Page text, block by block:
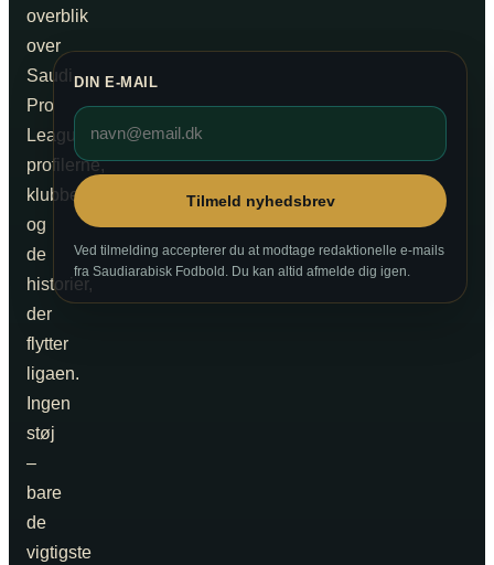
overblik
over
Saudi
Pro
League,
profilerne,
klubberne
og
de
historier,
der
flytter
ligaen.
Ingen
støj
–
bare
de
vigtigste
DIN E-MAIL
Tilmeld nyhedsbrev
Ved tilmelding accepterer du at modtage redaktionelle e-mails
fra Saudiarabisk Fodbold. Du kan altid afmelde dig igen.